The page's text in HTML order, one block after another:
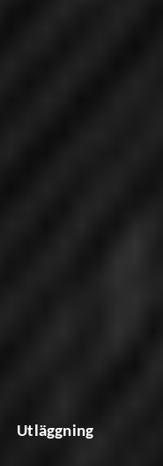
Utläggning